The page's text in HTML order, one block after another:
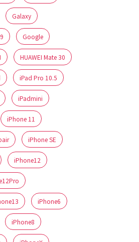
Galaxy
Google
HUAWEI Mate 30
iPad Pro 10.5
iPadmini
iPhone 11
iPhone SE
iPhone12
iPhone6
iPhone8